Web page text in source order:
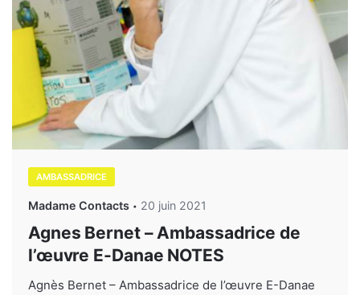
AMBASSADRICE
Madame Contacts 20 juin 2021
Agnes Bernet – Ambassadrice de
l’œuvre E-Danae NOTES
Agnès Bernet – Ambassadrice de l’œuvre E-Danae